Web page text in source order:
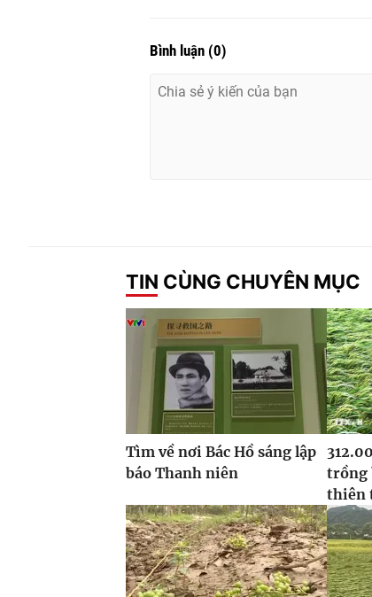
Bình luận (0)
TIN CÙNG CHUYÊN MỤC
Tìm về nơi Bác Hồ sáng lập
báo Thanh niên
trồng
thiên